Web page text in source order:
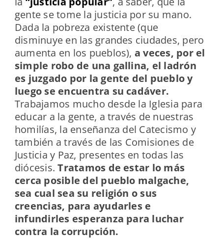
gente se tome la justicia por su mano.
Dada la pobreza existente (que
disminuye en las grandes ciudades, pero
aumenta en los pueblos), a veces, por el
simple robo de una gallina, el ladrón
es juzgado por la gente del pueblo y
luego se encuentra su cadáver.
Trabajamos mucho desde la Iglesia para
educar a la gente, a través de nuestras
homilías, la enseñanza del Catecismo y
también a través de las Comisiones de
Justicia y Paz, presentes en todas las
diócesis.Tratamos de estar lo más
cerca posible del pueblo malgache,
sea cual sea su religión o sus
creencias, para ayudarles e
infundirles esperanza para luchar
contra la corrupción.